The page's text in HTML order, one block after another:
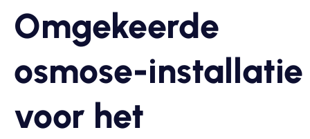
Omgekeerde
osmose-installatie
voor het